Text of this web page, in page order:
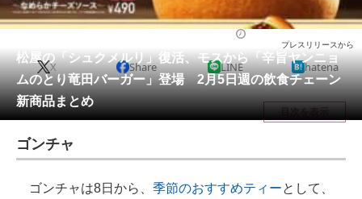
動物 リサーチ
会員記事
メディア
注目記事を集めた総合ページ
ITの今と未来を見通す
スマホと通信の最新トレンド
松屋の「シュクメルリ」復活、モスから「辛旨ヤンニョ
ムのとり竜田バーガー」登場 2月5日週の飲食チェーン
新商品まとめ
プレスリリースから
X Share LINE hatena
目次を表示
ゴンチャ
ゴンチャは8日から、 季節のおすすめティーとして、